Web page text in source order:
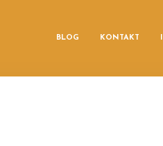
BLOG KONTAKT